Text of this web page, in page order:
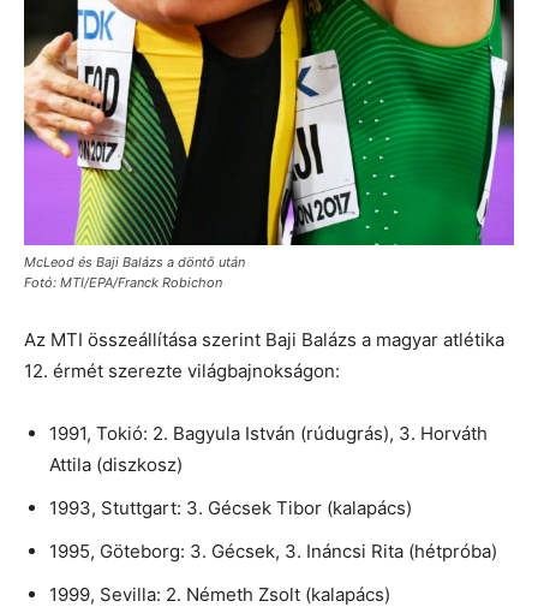
McLeod és Baji Balázs a döntő után
Fotó: MTI/EPA/Franck Robichon
Az MTI összeállítása szerint Baji Balázs a magyar atlétika
12. érmét szerezte világbajnokságon:
1991, Tokió: 2. Bagyula István (rúdugrás), 3. Horváth
Attila (diszkosz)
1993, Stuttgart: 3. Gécsek Tibor (kalapács)
1995, Göteborg: 3. Gécsek, 3. Ináncsi Rita (hétpróba)
1999, Sevilla: 2. Németh Zsolt (kalapács)